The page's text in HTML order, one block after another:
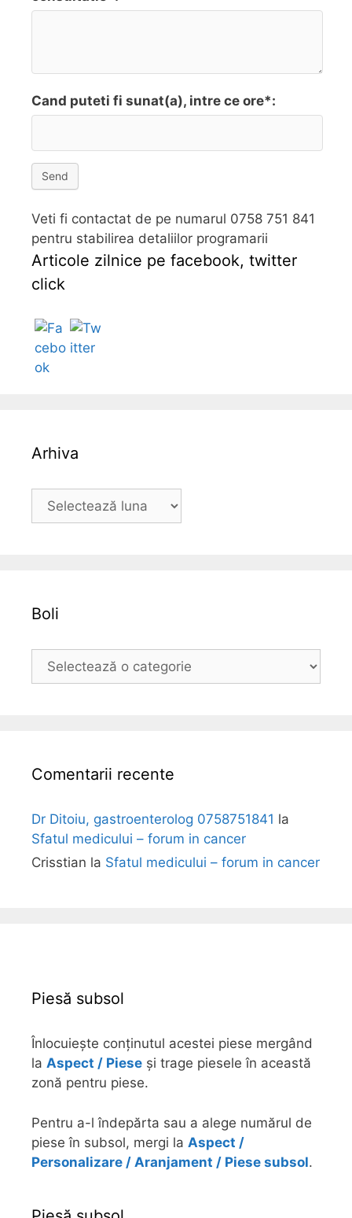
Cand puteti fi sunat(a), intre ce ore*:
Send
Veti fi contactat de pe numarul 0758 751 841
pentru stabilirea detaliilor programarii
Articole zilnice pe facebook, twitter
click
Arhiva
Boli
Comentarii recente
Dr Ditoiu, gastroenterolog 0758751841 la
Sfatul medicului – forum in cancer
Crisstian la Sfatul medicului – forum in cancer
Piesă subsol
Înlocuiește conținutul acestei piese mergând
la Aspect / Piese și trage piesele în această
zonă pentru piese.
Pentru a-l îndepărta sau a alege numărul de
piese în subsol, mergi la Aspect /
Personalizare / Aranjament / Piese subsol.